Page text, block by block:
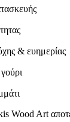
& ευημερίας
Wood Art